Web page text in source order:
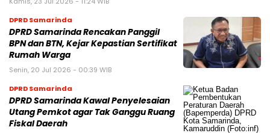
DPRD Samarinda
DPRD Samarinda Rencakan Panggil
BPN dan BTN, Kejar Kepastian Sertifikat
Rumah Warga
Senin, 20 Jul 2026 - 00:39 WIB
DPRD Samarinda
DPRD Samarinda Kawal Penyelesaian
Utang Pemkot agar Tak Ganggu Ruang
Fiskal Daerah